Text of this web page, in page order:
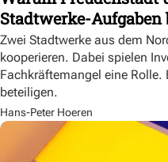
Stadtwerke-Aufgaben
Zwei Stadtwerke aus dem
kooperieren. Dabei spielen
Fachkräftemangel eine
beteiligen.
Hans-Peter Hoeren